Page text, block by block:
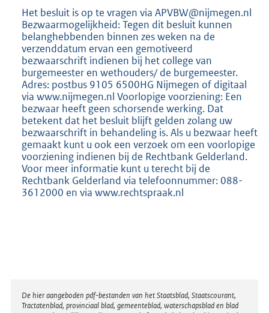
Het besluit is op te vragen via APVBW@nijmegen.nl
Bezwaarmogelijkheid: Tegen dit besluit kunnen
belanghebbenden binnen zes weken na de
verzenddatum ervan een gemotiveerd
bezwaarschrift indienen bij het college van
burgemeester en wethouders/ de burgemeester.
Adres: postbus 9105 6500HG Nijmegen of digitaal
via www.nijmegen.nl Voorlopige voorziening: Een
bezwaar heeft geen schorsende werking. Dat
betekent dat het besluit blijft gelden zolang uw
bezwaarschrift in behandeling is. Als u bezwaar heeft
gemaakt kunt u ook een verzoek om een voorlopige
voorziening indienen bij de Rechtbank Gelderland.
Voor meer informatie kunt u terecht bij de
Rechtbank Gelderland via telefoonnummer: 088-
3612000 en via www.rechtspraak.nl
Disclaimer
De hier aangeboden pdf-bestanden van het Staatsblad, Staatscourant,
Tractatenblad, provinciaal blad, gemeenteblad, waterschapsblad en blad